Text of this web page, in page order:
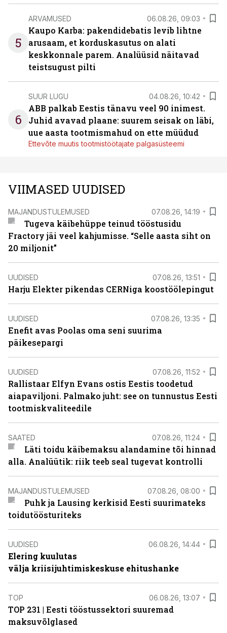
5
ARVAMUSED 06.08.26, 09:03
Kaupo Karba: pakendidebatis levib lihtne
arusaam, et korduskasutus on alati
keskkonnale parem. Analüüsid näitavad
teistsugust pilti
6
SUUR LUGU 04.08.26, 10:42
ABB palkab Eestis tänavu veel 90 inimest.
Juhid avavad plaane: suurem seisak on läbi,
uue aasta tootmismahud on ette müüdud
Ettevõte muutis tootmistöötajate palgasüsteemi
VIIMASED UUDISED
MAJANDUSTULEMUSED 07.08.26, 14:19
Tugeva käibehüppe teinud tööstusidu
Fractory jäi veel kahjumisse. “Selle aasta siht on
20 miljonit”
UUDISED 07.08.26, 13:51
Harju Elekter pikendas CERNiga koostöölepingut
UUDISED 07.08.26, 13:35
Enefit avas Poolas oma seni suurima
päikesepargi
UUDISED 07.08.26, 11:52
Rallistaar Elfyn Evans ostis Eestis toodetud
aiapaviljoni. Palmako juht: see on tunnustus Eesti
tootmiskvaliteedile
SAATED 07.08.26, 11:24
Läti toidu käibemaksu alandamine tõi hinnad
alla. Analüütik: riik teeb seal tugevat kontrolli
MAJANDUSTULEMUSED 07.08.26, 08:00
Puhk ja Lausing kerkisid Eesti suurimateks
toidutöösturiteks
UUDISED 06.08.26, 14:44
Elering kuulutas
välja kriisijuhtimiskeskuse ehitushanke
TOP 06.08.26, 13:07
TOP 231 | Eesti tööstussektori suuremad
maksuvõlglased